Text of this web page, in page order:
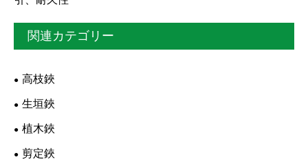
関連カテゴリー
高枝鋏
生垣鋏
植木鋏
剪定鋏